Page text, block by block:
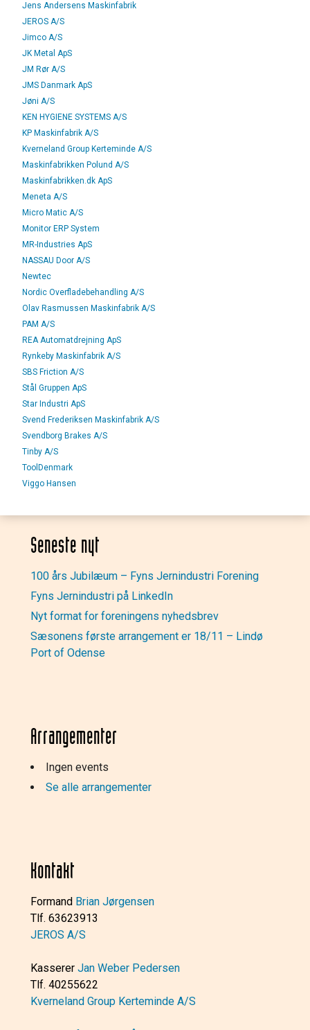
Jens Andersens Maskinfabrik
JEROS A/S
Jimco A/S
JK Metal ApS
JM Rør A/S
JMS Danmark ApS
Jøni A/S
KEN HYGIENE SYSTEMS A/S
KP Maskinfabrik A/S
Kverneland Group Kerteminde A/S
Maskinfabrikken Polund A/S
Maskinfabrikken.dk ApS
Meneta A/S
Micro Matic A/S
Monitor ERP System
MR-Industries ApS
NASSAU Door A/S
Newtec
Nordic Overfladebehandling A/S
Olav Rasmussen Maskinfabrik A/S
PAM A/S
REA Automatdrejning ApS
Rynkeby Maskinfabrik A/S
SBS Friction A/S
Stål Gruppen ApS
Star Industri ApS
Svend Frederiksen Maskinfabrik A/S
Svendborg Brakes A/S
Tinby A/S
ToolDenmark
Viggo Hansen
Seneste nyt
100 års Jubilæum – Fyns Jernindustri Forening
Fyns Jernindustri på LinkedIn
Nyt format for foreningens nyhedsbrev
Sæsonens første arrangement er 18/11 – Lindø
Port of Odense
Arrangementer
Ingen events
Se alle arrangementer
Kontakt
Formand Brian Jørgensen
Tlf. 63623913
JEROS A/S
Kasserer Jan Weber Pedersen
Tlf. 40255622
Kverneland Group Kerteminde A/S